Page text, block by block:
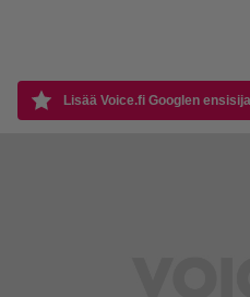
Lisää Voice.fi Googlen